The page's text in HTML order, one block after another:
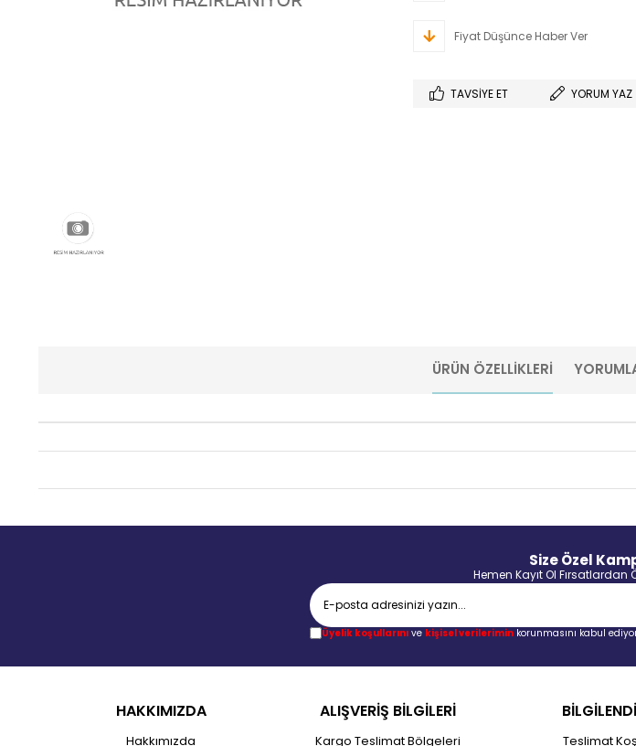
Fiyat Düşünce Haber Ver
TAVSIYE ET YORUM YAZ
ÜRÜN ÖZELLIKLERI
Size Özel
Hemen Kayıt Ol Fırsatlardan
Üyelik koşullarınıve kişisel verileriminkorunmasını kabul
HAKKIMIZDA
Hakkımızda
ALIŞVERİŞ BİLGİLERİ
Kargo Teslimat Bölgeleri Teslimat